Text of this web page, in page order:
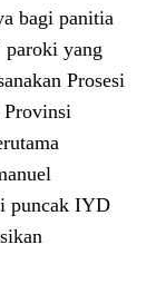
bagi panitia
paroki yang
Prosesi
Provinsi
puncak IYD